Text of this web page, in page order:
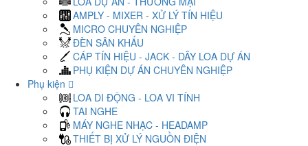
AMPLY - MIXER - XỬ LÝ TÍN HIỆU
MICRO CHUYÊN NGHIỆP
ĐÈN SÂN KHẤU
CÁP TÍN HIỆU - JACK - DÂY LOA DỰ ÁN
PHỤ KIỆN DỰ ÁN CHUYÊN NGHIỆP
Phụ kiện
LOA DI ĐỘNG - LOA VI TÍNH
TAI NGHE
MÁY NGHE NHẠC - HEADAMP
THIẾT BỊ XỬ LÝ NGUỒN ĐIỆN